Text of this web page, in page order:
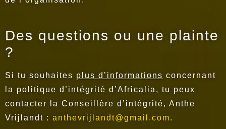
Des questions ou une plainte
?
Si tu souhaites plus d’informations concernant
la politique d’intégrité d’Africalia, tu peux
contacter la Conseillère d’intégrité, Anthe
Vrijlandt : anthevrijlandt@gmail.com.